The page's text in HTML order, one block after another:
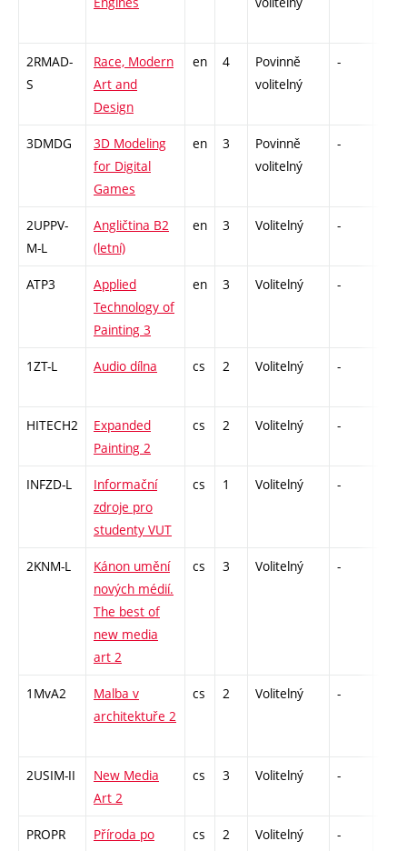
2RMAD-
S
Race, Modern
Art and
Design
en 4
Povinně
volitelný
-
3DMDG
3D Modeling
for Digital
Games
en 3
Povinně
volitelný
-
2UPPV-
M-L
Angličtina B2
(letní)
en 3 Volitelný -
ATP3
Applied
Technology of
Painting 3
en 3 Volitelný -
1ZT-L Audio dílna cs 2 Volitelný -
HITECH2
Expanded
Painting 2
cs 2 Volitelný -
INFZD-L
Informační
zdroje pro
studenty VUT
cs 1 Volitelný -
2KNM-L
Kánon umění
nových médií.
The best of
new media
art 2
cs 3 Volitelný -
1MvA2
Malba v
architektuře 2
cs 2 Volitelný -
2USIM-II
New Media
Art 2
cs 3 Volitelný -
PROPR
Příroda po
cs 2 Volitelný -